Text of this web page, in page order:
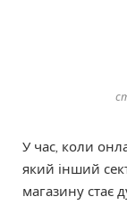
У час, коли
який інший
магазину стає